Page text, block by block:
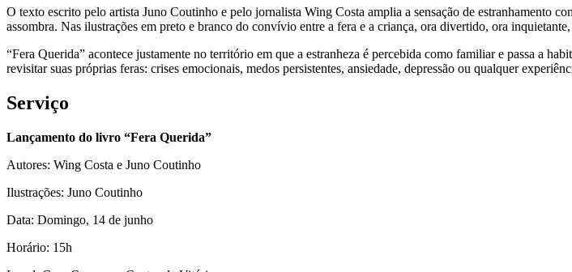
O texto escrito pelo artista Juno Coutinho e pelo jornalista Wing Costa amplia a sensação de estranhamento
assombra. Nas ilustrações em preto e branco do convívio entre a fera e a criança, ora divertido, ora
“Fera Querida” acontece justamente no território em que a estranheza é percebida como familiar e passa a
revisitar suas próprias feras: crises emocionais, medos persistentes, ansiedade, depressão ou qualquer
Serviço
Lançamento do livro “Fera Querida”
Autores: Wing Costa e Juno Coutinho
Ilustrações: Juno Coutinho
Data: Domingo, 14 de junho
Horário: 15h